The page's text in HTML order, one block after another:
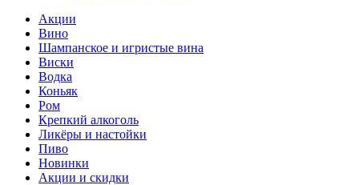
Акции
Вино
Шампанское и игристые вина
Виски
Водка
Коньяк
Ром
Крепкий алкоголь
Ликёры и настойки
Пиво
Новинки
Акции и скидки